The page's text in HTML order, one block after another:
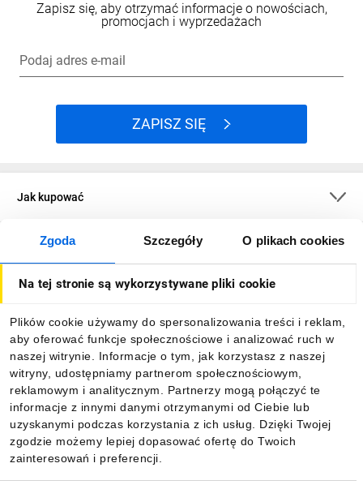
Zgoda Szczegóły O plikach cookies
Na tej stronie są wykorzystywane pliki cookie
Plików cookie używamy do spersonalizowania treści i reklam,
aby oferować funkcje społecznościowe i analizować ruch w
naszej witrynie. Informacje o tym, jak korzystasz z naszej
witryny, udostępniamy partnerom społecznościowym,
reklamowym i analitycznym. Partnerzy mogą połączyć te
informacje z innymi danymi otrzymanymi od Ciebie lub
uzyskanymi podczas korzystania z ich usług. Dzięki Twojej
zgodzie możemy lepiej dopasować ofertę do Twoich
zainteresowań i preferencji.
Zapisz się, aby otrzymać informacje o nowościach,
promocjach i wyprzedażach
Podaj adres e-mail
ZAPISZ SIĘ
Jak kupować
O firmie
Informacje
Pobierz naszą aplikację mobilną: